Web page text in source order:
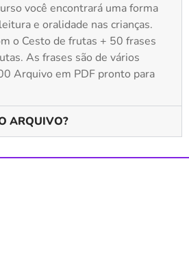
você encontrará uma forma
e oralidade nas crianças.
o Cesto de frutas + 50 frases
As frases são de vários
Arquivo em PDF pronto para
ARQUIVO?